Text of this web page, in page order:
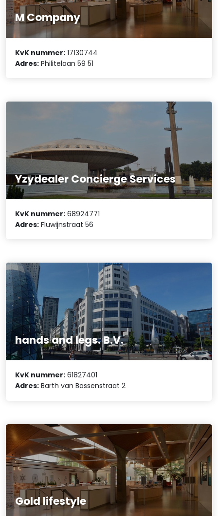
M Company
KvK nummer: 17130744
Adres: Philitelaan 59 51
Yzydealer Concierge Services
KvK nummer: 68924771
Adres: Fluwijnstraat 56
hands and legs. B.V.
KvK nummer: 61827401
Adres: Barth van Bassenstraat 2
Gold lifestyle